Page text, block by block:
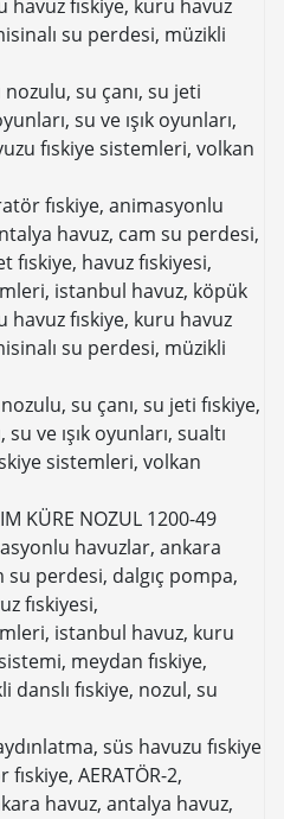
havuz fıskiye, kuru havuz
su perdesi, müzikli
su çanı, su jeti
su ve ışık oyunları,
fıskiye sistemleri, volkan
fıskiye, animasyonlu
havuz, cam su perdesi,
fıskiye, havuz fıskiyesi,
istanbul havuz, köpük
havuz fıskiye, kuru havuz
su perdesi, müzikli
su çanı, su jeti fıskiye,
ve ışık oyunları, sualtı
sistemleri, volkan
KÜRE NOZUL 1200-49
havuzlar, ankara
perdesi, dalgıç pompa,
fıskiyesi,
istanbul havuz, kuru
meydan fıskiye,
danslı fıskiye, nozul, su
süs havuzu fıskiye
AERATÖR-2,
havuz, antalya havuz,